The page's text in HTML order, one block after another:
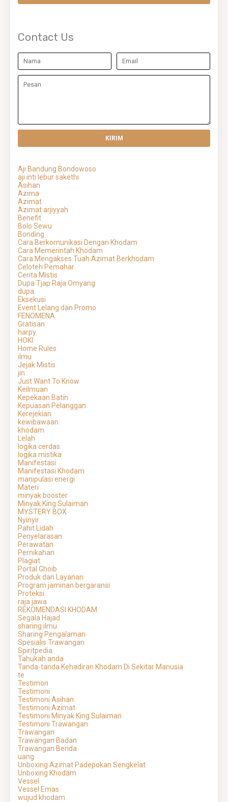
Contact Us
Aji Bandung Bondowoso
aji inti lebur sakethi
Asihan
Azima
Azimat
Azimat arjiyyah
Benefit
Bolo Sewu
Bonding
Cara Berkomunikasi Dengan Khodam
Cara Memerintah Khodam
Cara Mengakses Tuah Azimat Berkhodam
Celoteh Pemahar
Cerita Mistis
Dupa Tjap Raja Omyang
dupa.
Eksekusi
Event Lelang dan Promo
FENOMENA
Gratisan
harpy
HOKI
Home Rules
ilmu
Jejak Mistis
jin
Just Want To Know
Keilmuan
Kepekaan Batin
Kepuasan Pelanggan
Kerejekian
kewibawaan
khodam
Lelah
logika cerdas
logika mistika
Manifestasi
Manifestasi Khodam
manipulasi energi
Materi
minyak booster
Minyak King Sulaiman
MYSTERY BOX
Nyinyir
Pahit Lidah
Penyelarasan
Perawatan
Pernikahan
Plagiat
Portal Ghoib
Produk dan Layanan
Program jaminan bergaransi
Proteksi
raja jawa
REKOMENDASI KHODAM
Segala Hajad
sharing ilmu
Sharing Pengalaman
Spesialis Trawangan
Spiritpedia
Tahukah anda
Tanda-tanda Kehadiran Khodam Di Sekitar Manusia
te
Testimon
Testimoni
Testimoni Asihan
Testimoni Azimat
Testimoni Minyak King Sulaiman
Testimoni Trawangan
Trawangan
Trawangan Badan
Trawangan Benda
uang
Unboxing Azimat Padepokan Sengkelat
Unboxing Khodam
Vessel
Vessel Emas
wujud khodam